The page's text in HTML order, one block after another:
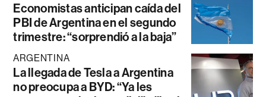
Economistas anticipan caída del
PBI de Argentina en el segundo
trimestre: “sorprendió a la baja”
ARGENTINA
La llegada de Tesla a Argentina
no preocupa a BYD: “Ya les